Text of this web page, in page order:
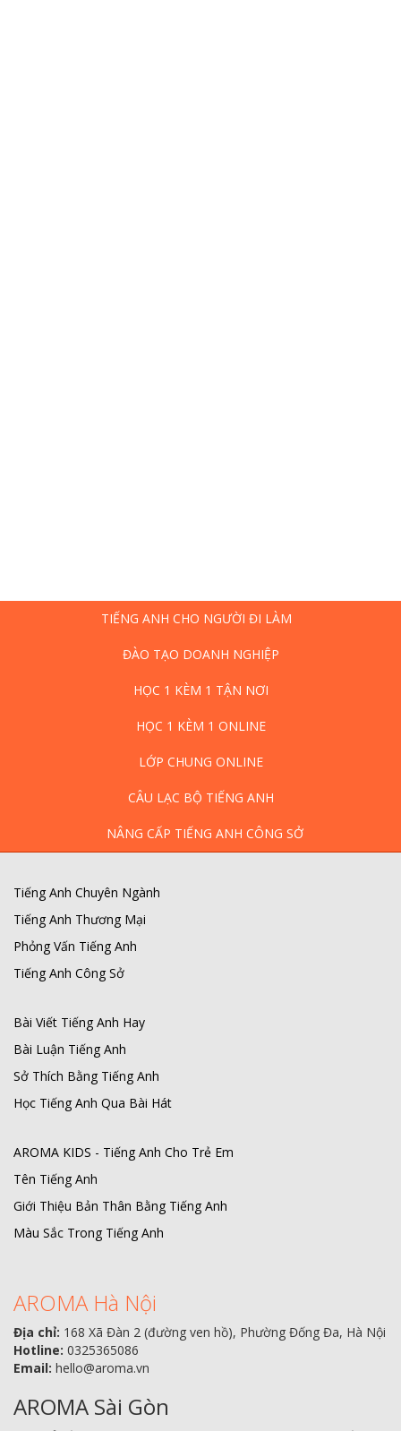
TIẾNG ANH CHO NGƯỜI ĐI LÀM
ĐÀO TẠO DOANH NGHIỆP
HỌC 1 KÈM 1 TẬN NƠI
HỌC 1 KÈM 1 ONLINE
LỚP CHUNG ONLINE
CÂU LẠC BỘ TIẾNG ANH
NÂNG CẤP TIẾNG ANH CÔNG SỞ
Tiếng Anh Chuyên Ngành
Tiếng Anh Thương Mại
Phỏng Vấn Tiếng Anh
Tiếng Anh Công Sở
Bài Viết Tiếng Anh Hay
Bài Luận Tiếng Anh
Sở Thích Bằng Tiếng Anh
Học Tiếng Anh Qua Bài Hát
AROMA KIDS - Tiếng Anh Cho Trẻ Em
Tên Tiếng Anh
Giới Thiệu Bản Thân Bằng Tiếng Anh
Màu Sắc Trong Tiếng Anh
AROMA Hà Nội
Địa chỉ: 168 Xã Đàn 2 (đường ven hồ), Phường Đống Đa, Hà Nội
Hotline: 0325365086
Email: hello@aroma.vn
AROMA Sài Gòn